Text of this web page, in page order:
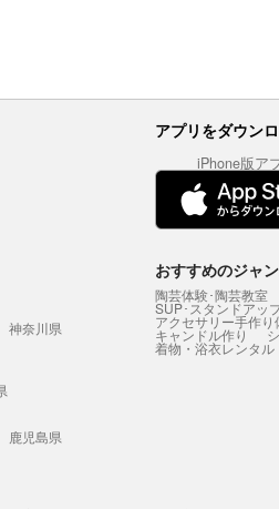
アプリをダウン
iPhone版ア
神奈川県
鹿児島県
おすすめのジャ
陶芸体験･陶芸教室
SUP･スタンドアッ
アクセサリー手作り
キャンドル作り
着物・浴衣レンタル